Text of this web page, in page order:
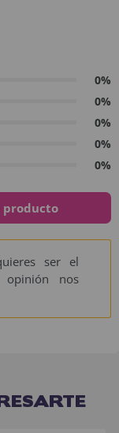
0%
0%
0%
0%
0%
producto
ser el
opinión nos